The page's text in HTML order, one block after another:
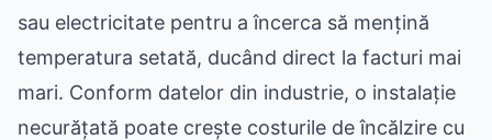
sau electricitate pentru a încerca să mențină
temperatura setată, ducând direct la facturi mai
mari. Conform datelor din industrie, o instalație
necurățată poate crește costurile de încălzire cu